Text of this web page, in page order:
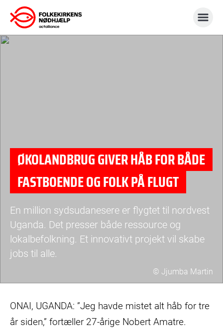
Gå
til
indhold
© Jjumba Martin
poserer
smilende
ØKOLANDBRUG GIVER HÅB FOR BÅDE
FASTBOENDE OG FOLK PÅ FLUGT
En million sydsudanesere er flygtet til nordvest
Uganda. Det presser både ressource og
lokalbefolkning. Et innovativt projekt vil skabe
jobs til alle.
ONAI, UGANDA: ”Jeg havde mistet alt håb for tre
år siden,” fortæller 27-årige Nobert Amatre.